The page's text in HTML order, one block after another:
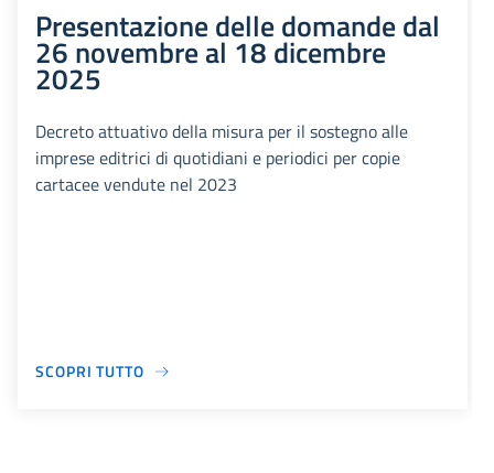
Presentazione delle domande dal
26 novembre al 18 dicembre
2025
Decreto attuativo della misura per il sostegno alle
imprese editrici di quotidiani e periodici per copie
cartacee vendute nel 2023
SCOPRI TUTTO